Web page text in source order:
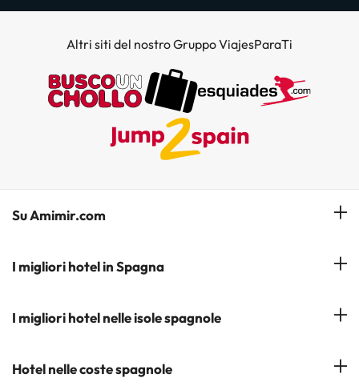
Altri siti del nostro Gruppo ViajesParaTi
Su Amimir.com
Il Nostro Team
Iscrivetevi alla nostra newsletter
I migliori hotel in Spagna
Hotel a Salou
Hotel a Cádiz
I migliori hotel nelle isole spagnole
Hotel a Tenerife
Hotel nelle coste spagnole